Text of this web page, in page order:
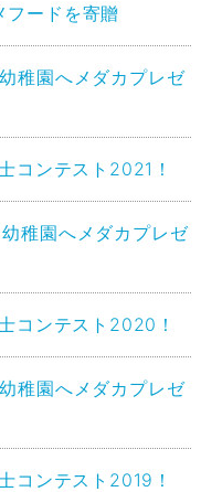
ードを寄贈
稚園へメダカプレゼ
コンテスト2021！
稚園へメダカプレゼ
コンテスト2020！
稚園へメダカプレゼ
コンテスト2019！